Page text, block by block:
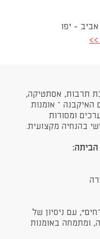
- יפו
תרבות, אסתטיקה,
האיקבנה – אומנות
ומסורות
בהנחיה מקצועית.
עם ניסיון של
ומתמחה באומנות